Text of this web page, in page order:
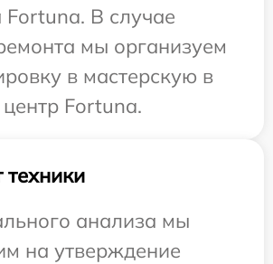
Fortuna. В случае
мы организуем
в мастерскую в
Fortuna.
техники
анализа мы
на утверждение